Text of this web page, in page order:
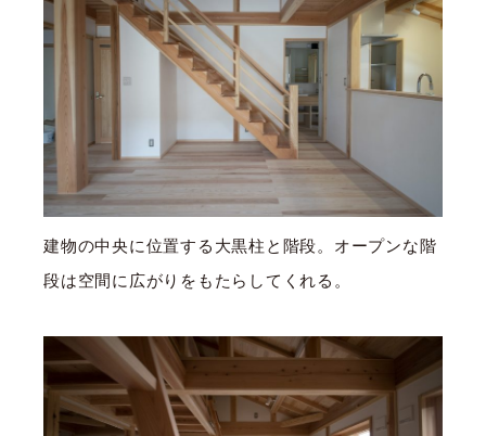
建物の中央に位置する大黒柱と階段。オープンな階
段は空間に広がりをもたらしてくれる。